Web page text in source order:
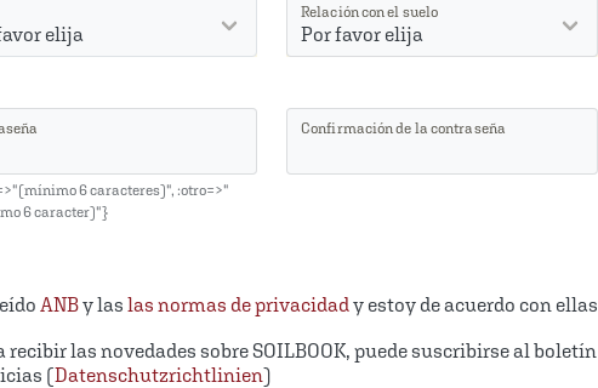
elija
Relación con el suelo
6 caracteres)", :otro=>"
6 caracter)"}
Confirmación de la contraseña
ANBy las las normas de privacidady estoy de acuerdo con ellas
recibir las novedades sobre SOILBOOK, puede suscribirse al boletín
(Datenschutzrichtlinien)